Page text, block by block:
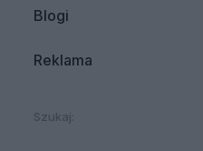
Blogi
Reklama
Szukaj: